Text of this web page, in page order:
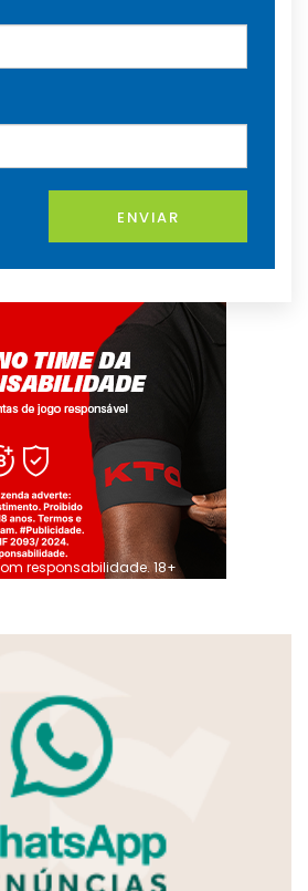
ENVIAR
responsabilidade. 18+